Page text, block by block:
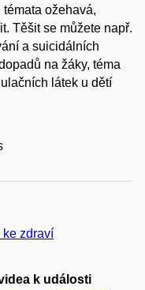
ožehavá,
Těšit se můžete např.
a suicidálních
na žáky, téma
látek u dětí
ke zdraví
k události